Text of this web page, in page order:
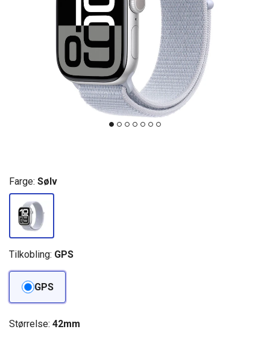
Farge: Sølv
Tilkobling: GPS
GPS
Størrelse: 42mm